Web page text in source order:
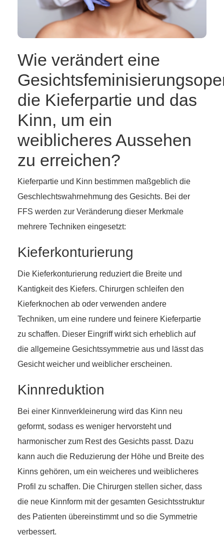
Wie verändert eine
die Kieferpartie und das
Kinn, um ein
weiblicheres Aussehen
zu erreichen?
Kieferpartie und Kinn bestimmen maßgeblich die
Geschlechtswahrnehmung des Gesichts. Bei der
FFS werden zur Veränderung dieser Merkmale
mehrere Techniken eingesetzt:
Kieferkonturierung
Die Kieferkonturierung reduziert die Breite und
Kantigkeit des Kiefers. Chirurgen schleifen den
Kieferknochen ab oder verwenden andere
Techniken, um eine rundere und feinere Kieferpartie
zu schaffen. Dieser Eingriff wirkt sich erheblich auf
die allgemeine Gesichtssymmetrie aus und lässt das
Gesicht weicher und weiblicher erscheinen.
Kinnreduktion
Bei einer Kinnverkleinerung wird das Kinn neu
geformt, sodass es weniger hervorsteht und
harmonischer zum Rest des Gesichts passt. Dazu
kann auch die Reduzierung der Höhe und Breite des
Kinns gehören, um ein weicheres und weiblicheres
Profil zu schaffen. Die Chirurgen stellen sicher, dass
die neue Kinnform mit der gesamten Gesichtsstruktur
des Patienten übereinstimmt und so die Symmetrie
verbessert.